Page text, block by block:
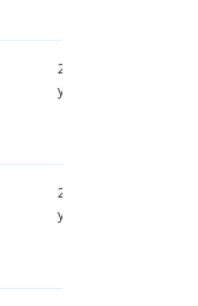
20 м³/ч -
умягчение,
20 м³/ч -
умягчение,